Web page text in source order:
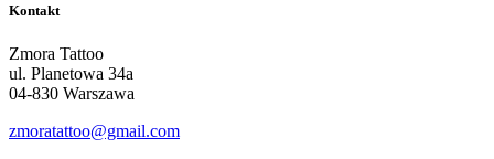
Kontakt
Zmora Tattoo
ul. Planetowa 34a
04-830 Warszawa
zmoratattoo@gmail.com